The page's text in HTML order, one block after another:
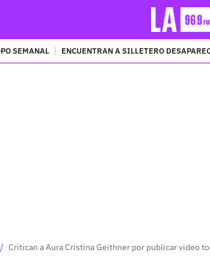
SEMANAL ENCUENTRAN A SILLETERO
/ Critican a Aura Cristina Geithner por publicar video